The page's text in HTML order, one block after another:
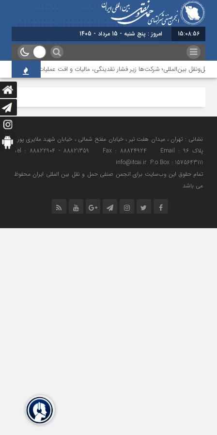
15:08:56 امروز : پنج شنبه - 15 مرداد - 1405
حمل‌ونقل بین‌المللی؛ شرکت‌ها زیر فشار نقدینگی، مالیات و افت عملیات
نشانی : تهران ، میدان هفت تیر ، خیابان مفتح شمالی ، خیابان شهید ملایری پور ،
پلاک 96 Tel : 88822904 - 88821359 Fax : 88824924 Email :
info@itcai.ir P.o Box : 1575643111
تمام حقوق اين وب‌سايت برای انجمن صنفی حمل و نقل بین المللی ایران محفوظ
می باشد